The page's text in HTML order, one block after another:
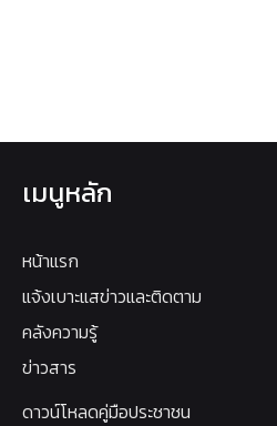
เมนูหลัก
หน้าแรก
แจ้งเบาะแสข่าวและติดตาม
คลังความรู้
ข่าวสาร
ดาวน์โหลดคู่มือประชาชน